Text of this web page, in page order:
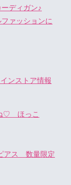
ディガン♪
ァッションに
ンストア情報
♡ ほっこ
アス 数量限定